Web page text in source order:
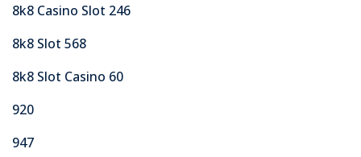
8k8 Casino Slot 246
8k8 Slot 568
8k8 Slot Casino 60
920
947